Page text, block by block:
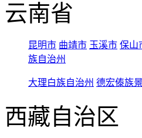
云南省
昆明市 曲靖市 玉溪市 保山
族自治州
大理白族自治州 德宏傣族
西藏自治区